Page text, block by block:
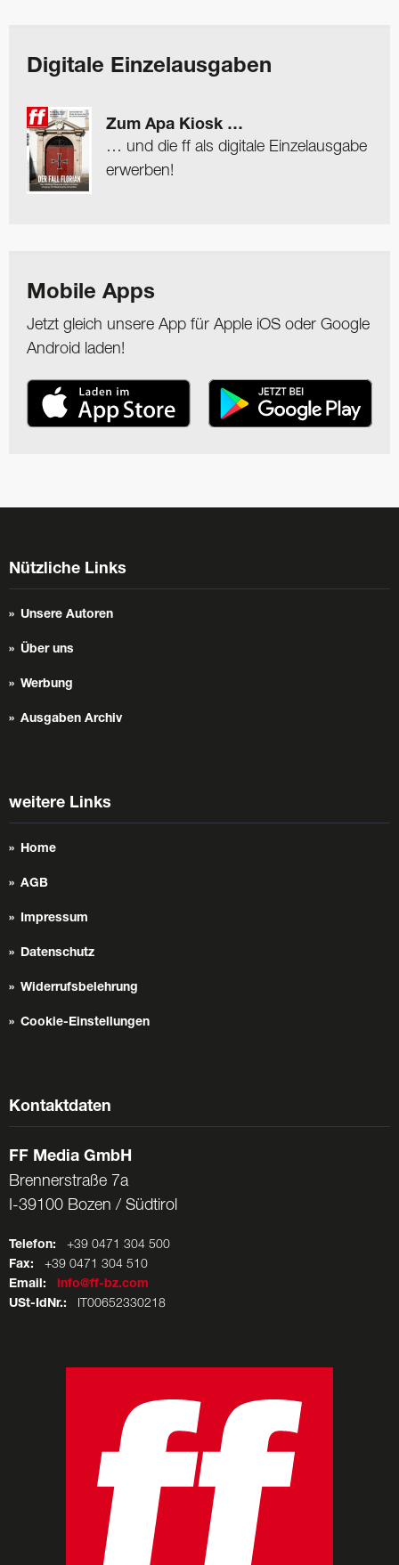
Digitale Einzelausgaben
Zum Apa Kiosk …
… und die ff als digitale Einzelausgabe
erwerben!
Mobile Apps
Jetzt gleich unsere App für Apple iOS oder Google
Android laden!
Nützliche Links
Unsere Autoren
Über uns
Werbung
Ausgaben Archiv
weitere Links
Home
AGB
Impressum
Datenschutz
Widerrufsbelehrung
Cookie-Einstellungen
Kontaktdaten
FF Media GmbH
Brennerstraße 7a
I-39100 Bozen / Südtirol
Telefon: +39 0471 304 500
Fax: +39 0471 304 510
Email:
info@ff-bz.com
USt-IdNr.: IT00652330218